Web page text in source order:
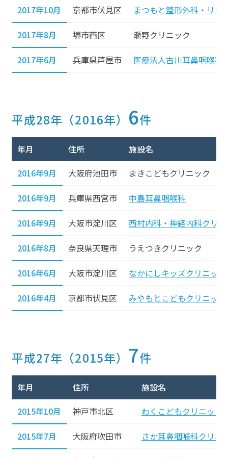
2017年10月 京都市伏見区 まつもと整形外科・リウ
2017年8月 堺市西区 瀬野クリニック
2017年6月 兵庫県芦屋市 医療法人古川耳鼻咽喉科
平成28年（2016年） 6件
年月 住所 施設名
2016年9月 大阪府池田市 まきこどもクリニック
2016年9月 兵庫県西宮市 中島耳鼻咽喉科
2016年9月 大阪市淀川区 西村内科・神経内科クリ
2016年8月 奈良県天理市 うえつきクリニック
2016年6月 大阪市淀川区 なかにしキッズクリニック
2016年4月 京都市伏見区 みやもとこどもクリニック
平成27年（2015年） 7件
年月 住所 施設名
2015年10月 神戸市北区 わくこどもクリニック
2015年7月 大阪府吹田市 さか耳鼻咽喉科クリニ